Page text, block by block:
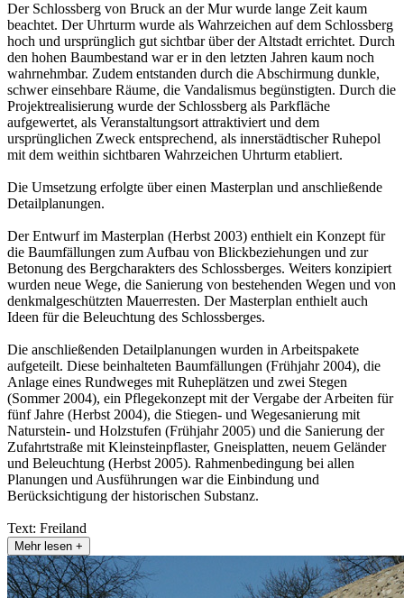
Der Schlossberg von Bruck an der Mur wurde lange Zeit kaum
beachtet. Der Uhrturm wurde als Wahrzeichen auf dem Schlossberg
hoch und ursprünglich gut sichtbar über der Altstadt errichtet. Durch
den hohen Baumbestand war er in den letzten Jahren kaum noch
wahrnehmbar. Zudem entstanden durch die Abschirmung dunkle,
schwer einsehbare Räume, die Vandalismus begünstigten. Durch die
Projektrealisierung wurde der Schlossberg als Parkfläche
aufgewertet, als Veranstaltungsort attraktiviert und dem
ursprünglichen Zweck entsprechend, als innerstädtischer Ruhepol
mit dem weithin sichtbaren Wahrzeichen Uhrturm etabliert.
Die Umsetzung erfolgte über einen Masterplan und anschließende
Detailplanungen.
Der Entwurf im Masterplan (Herbst 2003) enthielt ein Konzept für
die Baumfällungen zum Aufbau von Blickbeziehungen und zur
Betonung des Bergcharakters des Schlossberges. Weiters konzipiert
wurden neue Wege, die Sanierung von bestehenden Wegen und von
denkmalgeschützten Mauerresten. Der Masterplan enthielt auch
Ideen für die Beleuchtung des Schlossberges.
Die anschließenden Detailplanungen wurden in Arbeitspakete
aufgeteilt. Diese beinhalteten Baumfällungen (Frühjahr 2004), die
Anlage eines Rundweges mit Ruheplätzen und zwei Stegen
(Sommer 2004), ein Pflegekonzept mit der Vergabe der Arbeiten für
fünf Jahre (Herbst 2004), die Stiegen- und Wegesanierung mit
Naturstein- und Holzstufen (Frühjahr 2005) und die Sanierung der
Zufahrtstraße mit Kleinsteinpflaster, Gneisplatten, neuem Geländer
und Beleuchtung (Herbst 2005). Rahmenbedingung bei allen
Planungen und Ausführungen war die Einbindung und
Berücksichtigung der historischen Substanz.
Text: Freiland
Mehr lesen +